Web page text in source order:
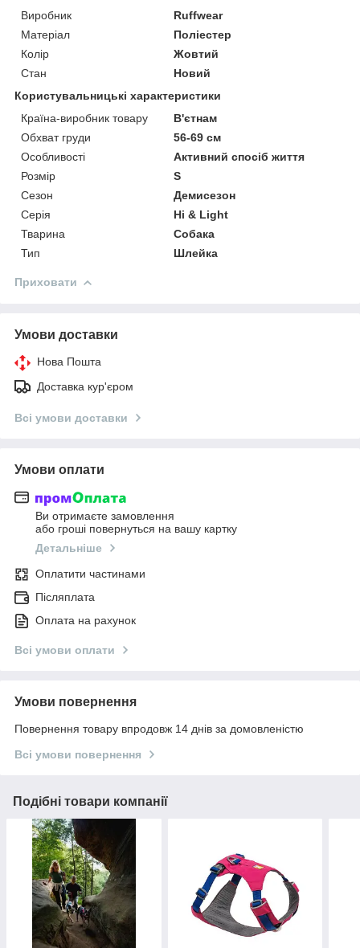
Виробник
Ruffwear
Матеріал
Поліестер
Колір
Жовтий
Стан
Новий
Користувальницькі характеристики
Країна-виробник товару
В'єтнам
Обхват груди
56-69 см
Особливості
Активний спосіб життя
Розмір
S
Сезон
Демисезон
Серія
Hi & Light
Тварина
Собака
Тип
Шлейка
Приховати
Умови доставки
Нова Пошта
Доставка кур'єром
Всі умови доставки
Умови оплати
Ви отримаєте замовлення
або гроші повернуться на вашу картку
Детальніше
Оплатити частинами
Післяплата
Оплата на рахунок
Всі умови оплати
Умови повернення
Повернення товару впродовж 14 днів за домовленістю
Всі умови повернення
Подібні товари компанії